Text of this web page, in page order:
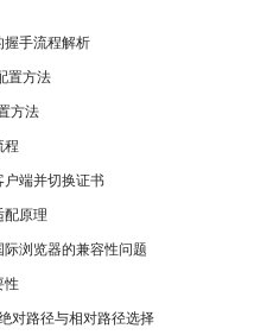
手流程解析
置方法
方法
程
端并切换证书
配原理
浏览器的兼容性问题
性
对路径与相对路径选择